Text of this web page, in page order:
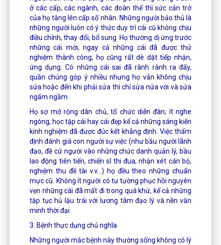
ở các cấp, các ngành, các đoàn thể thì sức cản trở
của họ tăng lên cấp số nhân. Những người bảo thủ là
những người luôn có ý thức duy trì cái cũ không chịu
điều chỉnh, thay đổi, bổ sung. Họ thường dị ứng trước
những cái mới; ngay cả những cái đã được thử
nghiệm thành công, họ cũng rất dè dặt tiếp nhận,
ứng dụng. Có những cái sai đã rành rành ra đấy,
quần chúng góp ý nhiều nhưng họ vẫn không chịu
sửa hoặc đến khi phải sửa thì chỉ sửa nửa vời và sửa
ngấm ngầm.
Họ sợ mở rộng dân chủ, tổ chức diễn đàn; ít nghe
ngóng, học tập cái hay cái đẹp kể cả những sáng kiến
kinh nghiệm đã được đúc kết khẳng định. Việc thẩm
định đánh giá con người sự việc (như bầu người lãnh
đạo, đề cử người vào những chức danh quản lý, bầu
lao động tiên tiến, chiến sĩ thi đua, nhận xét cán bộ,
nghiệm thu đề tài v.v...) họ đều theo những chuẩn
mực cũ. Không ít người có tư tường phục hồi nguyên
vẹn những cái đã mất đi trong quá khứ, kể cả những
tập tục hủ lậu trái với lương tâm đạo lý và nền văn
minh thời đại.
3. Bệnh thực dụng chủ nghĩa
Những người mắc bệnh này thường sống không có lý